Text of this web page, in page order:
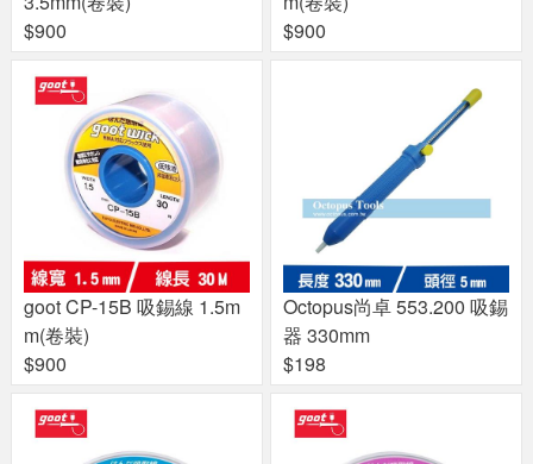
$900
$900
goot CP-15B 吸錫線 1.5m
m(卷裝)
$900
Octopus尚卓 553.200 吸錫
器 330mm
$198